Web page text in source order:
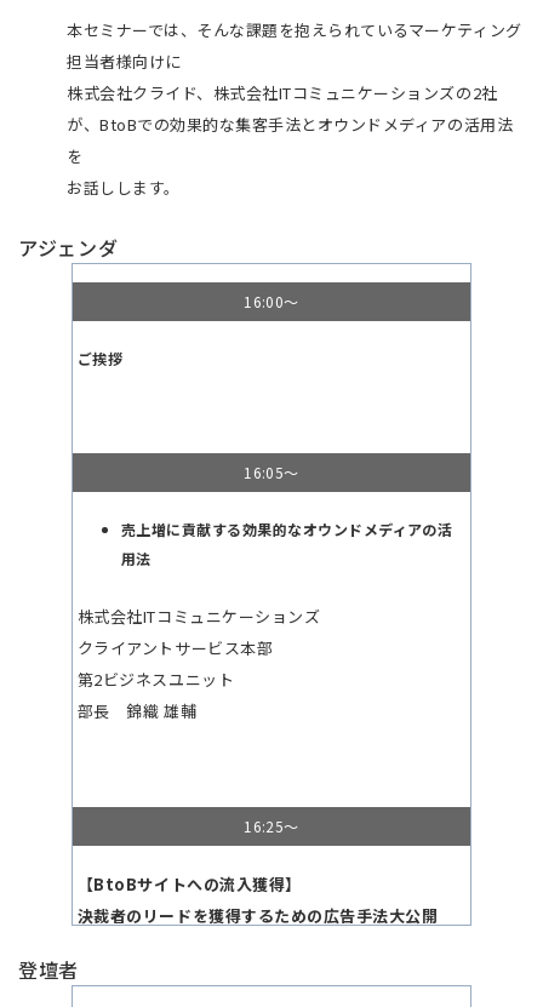
本セミナーでは、そんな課題を抱えられているマーケティング
担当者様向けに
株式会社クライド、株式会社ITコミュニケーションズの2社
が、BtoBでの効果的な集客手法とオウンドメディアの活用法
を
お話しします。
アジェンダ
16:00～
ご挨拶
16:05～
売上増に貢献する効果的なオウンドメディアの活
用法
株式会社ITコミュニケーションズ
クライアントサービス本部
第2ビジネスユニット
部長 錦織 雄輔
16:25～
【BtoBサイトへの流入獲得】
決裁者のリードを獲得するための広告手法大公開
株式会社クライド
登壇者